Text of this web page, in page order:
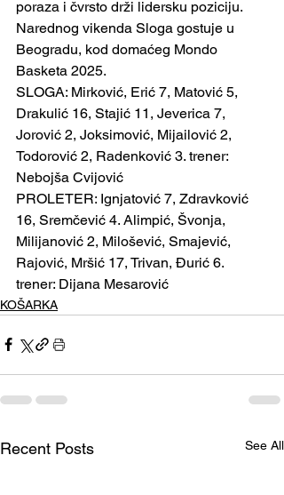
poraza i čvrsto drži lidersku poziciju.
Narednog vikenda Sloga gostuje u
Beogradu, kod domaćeg Mondo
Basketa 2025.
SLOGA: Mirković, Erić 7, Matović 5,
Drakulić 16, Stajić 11, Jeverica 7,
Jorović 2, Joksimović, Mijailović 2,
Todorović 2, Radenković 3. trener:
Nebojša Cvijović
PROLETER: Ignjatović 7, Zdravković
16, Sremčević 4. Alimpić, Švonja,
Milijanović 2, Milošević, Smajević,
Rajović, Mršić 17, Trivan, Đurić 6.
trener: Dijana Mesarović
KOŠARKA
Recent Posts See All